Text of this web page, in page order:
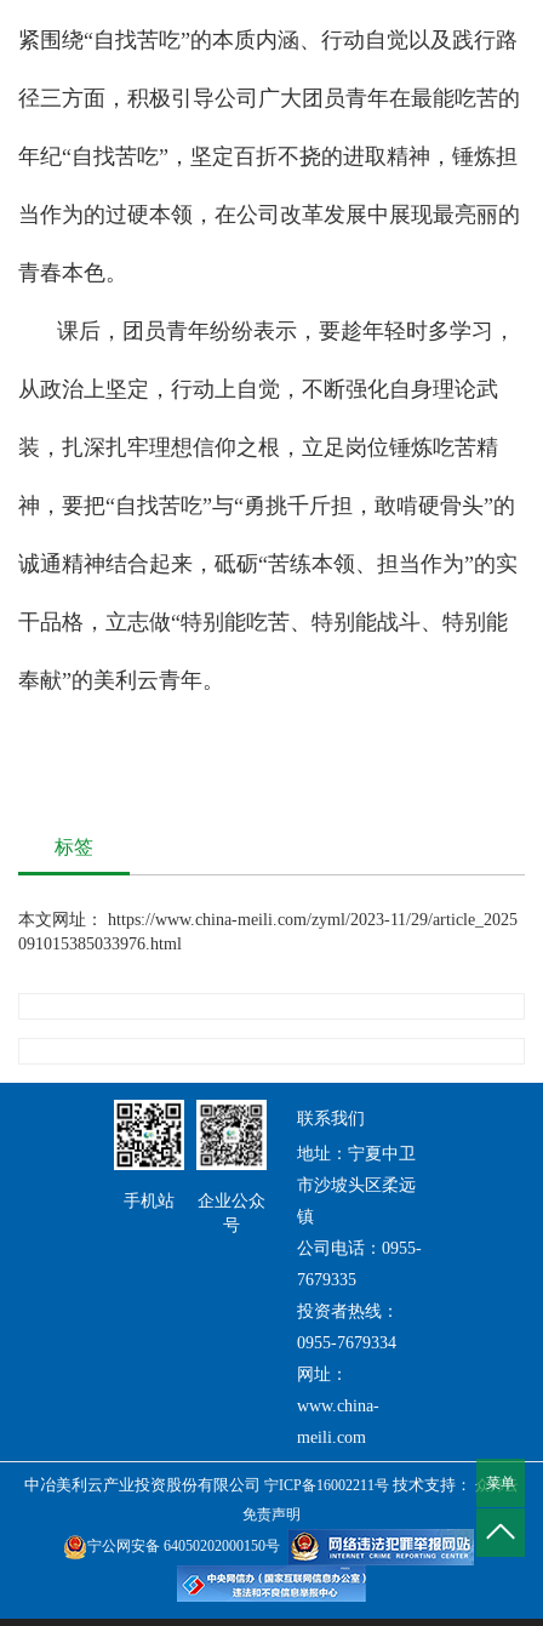
紧围绕“自找苦吃”的本质内涵、行动自觉以及践行路
径三方面，积极引导公司广大团员青年在最能吃苦的
年纪“自找苦吃”，坚定百折不挠的进取精神，锤炼担
当作为的过硬本领，在公司改革发展中展现最亮丽的
青春本色。
课后，团员青年纷纷表示，要趁年轻时多学习，
从政治上坚定，行动上自觉，不断强化自身理论武
装，扎深扎牢理想信仰之根，立足岗位锤炼吃苦精
神，要把“自找苦吃”与“勇挑千斤担，敢啃硬骨头”的
诚通精神结合起来，砥砺“苦练本领、担当作为”的实
干品格，立志做“特别能吃苦、特别能战斗、特别能
奉献”的美利云青年。
标签
本文网址： https://www.china-meili.com/zyml/2023-11/29/article_2025
091015385033976.html
菜单
手机站
企业公众
号
联系我们
地址：宁夏中卫
市沙坡头区柔远
镇
公司电话：0955-
7679335
投资者热线：
0955-7679334
网址：
www.china-
meili.com
中冶美利云产业投资股份有限公司 宁ICP备16002211号 技术支持： 众邦云
免责声明
宁公网安备 64050202000150号